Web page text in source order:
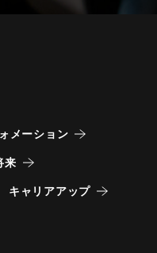
メーション
来
キャリアアップ